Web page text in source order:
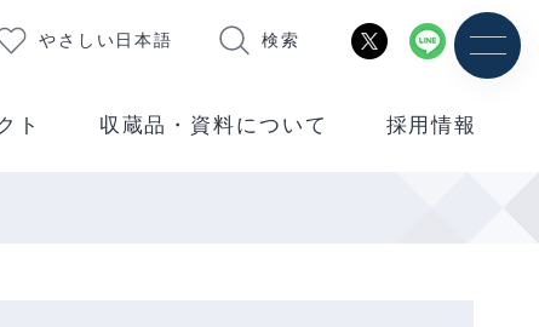
やさしい日本語 検索
ト 収蔵品・資料について 採用情報